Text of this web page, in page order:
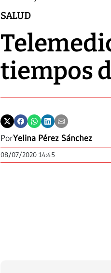
SALUD
tiempos
PorYelina Pérez Sánchez
08/07/2020 14:45